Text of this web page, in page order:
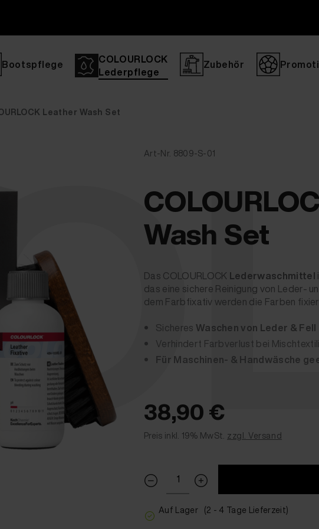
Bootspflege
COLOURLOCK
Lederpflege
Zubehör
Leather Wash Set
Art-Nr. 8809-S-01
Wash Set
Das COLOURLOCK Lederwaschmittel
das eine sichere Reinigung von Leder-
dem Farbfixativ werden die Farben
Sicheres Waschen von Leder & Fell
Verhindert Farbverlust bei
Für Maschinen- & Handwäsche
38,90 €
Preis inkl. 19% MwSt. zzgl. Versand
Auf Lager (2 - 4 Tage Lieferzeit)